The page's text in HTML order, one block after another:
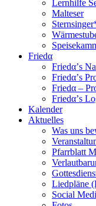
Lernhilfe
Malteser
Friedα
Friedα’s
Friedα’s
Friedα –
Friedα’s
Kalender
Aktuelles
Was uns
Pfarrblatt
Liedpläne
Social